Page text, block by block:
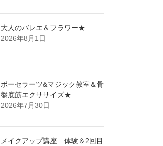
大人のバレエ＆フラワー★
2026年8月1日
ポーセラーツ&マジック教室＆骨
盤底筋エクササイズ★
2026年7月30日
メイクアップ講座 体験＆2回目